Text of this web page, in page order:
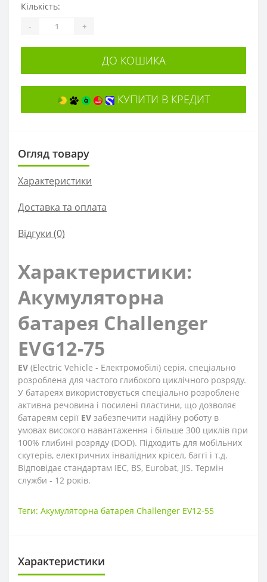
Кількість:
- +
ДО КОШИКА
КУПИТИ В КРЕДИТ
Огляд товару
Характеристики
Доставка та оплата
Відгуки (0)
Характеристики:
Акумуляторна
батарея Challenger
EVG12-75
EV (Electric Vehicle - Електромобілі) серія, спеціально
розроблена для частого глибокого циклічного розряду.
У батареях використовується спеціально розроблене
активна речовина і посилені пластини, що дозволяє
батареям серії EV забезпечити надійну роботу в
умовах високого навантаження і більше 300 циклів при
100% глибині розряду (DOD). Підходить для мобільних
скутерів, електричних інвалідних крісел, баггі і т.д.
Відповідає стандартам IEC, BS, Eurobat, JIS. Термін
служби - 12 років.
Теги: Акумуляторна батарея Challenger EV12-55
Характеристики